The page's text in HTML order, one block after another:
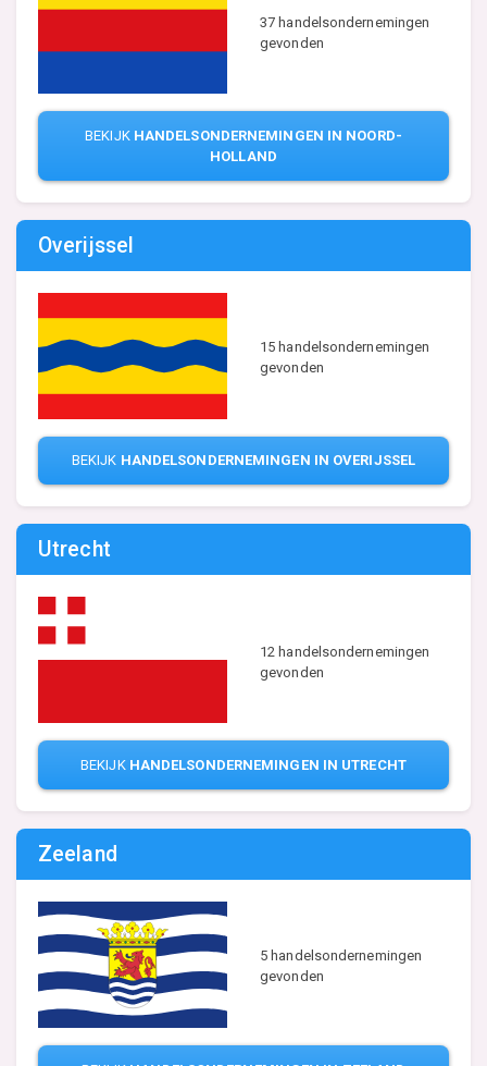
37 handelsondernemingen
gevonden
BEKIJK HANDELSONDERNEMINGEN IN NOORD-
HOLLAND
Overijssel
15 handelsondernemingen
gevonden
BEKIJK HANDELSONDERNEMINGEN IN OVERIJSSEL
Utrecht
12 handelsondernemingen
gevonden
BEKIJK HANDELSONDERNEMINGEN IN UTRECHT
Zeeland
5 handelsondernemingen
gevonden